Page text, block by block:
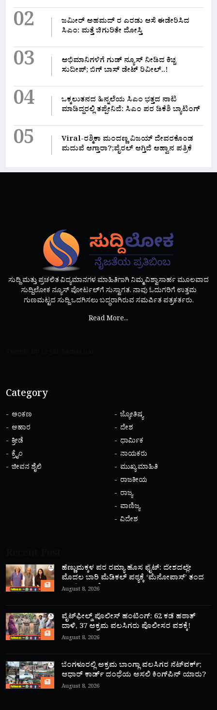
02
ಜಮೀರ್ ಅಹಮದ್ ರ ಎರಡು ಆಸೆ ಈಡೇರಿಸಿದ
ಸಿಎಂ: ಮತ್ತೆ ಚಿಗುರಿತೇ ದೋಸ್ತಿ
03
ಅಭಿಮಾನಿಗಳಿಗೆ ಗುಡ್ ನ್ಯೂಸ್ ನೀಡಿದ ಕಿಚ್ಚ
ಸುದೀಪ್; ಬಿಗ್ ಬಾಸ್ ಡೇಟ್ ರಿವೀಲ್..!
04
ಒಕ್ಕಲುತನದ ಹಿನ್ನಲೆಯ ಸಿಎಂ ಭತ್ತದ ನಾಟಿ
ಮಾಡಿದ್ದರಲ್ಲಿ‌ ತಪ್ಪೇನಿದೆ: ಸಿಎಂ ಪರ ಡಿಕೆಶಿ ಬ್ಯಾಟಿಂಗ್
05
Viral-ರಶ್ಮಿಕಾ ಮಂದಣ್ಣ ವಿಜಯ್ ದೇವರಕೊಂಡ
ಮದುವೆ ಆಗ್ತಾರಾ?;ವೈರಲ್ ಆಗ್ತಿದೆ ಆಹ್ವಾನ ಪತ್ರಿಕೆ
ಸುದ್ದಿ ಮತ್ತು ಪ್ರಚಲಿತ ವಿದ್ಯಮಾನಗಳ ಮಾಹಿತಿಗಾಗಿ ನಿಮ್ಮ ವಿಶ್ವಾಸಾರ್ಹ ಮೂಲವಾದ
ಸುದ್ದಿಲೋಕ ನ್ಯೂಸ್ ಪೋರ್ಟಲ್‌ಗೆ ಸುಸ್ವಾಗತ. ನಾವು ಓದುಗರಿಗೆ ಉತ್ತಮ
ಗುಣಮಟ್ಟದ ಸುದ್ದಿ ಒದಗಿಸಲು ಬದ್ಧರಾಗಿರುವ ಸಮರ್ಪಿತ ಪತ್ರಕರ್ತರು.
Read More...
Category
ಅಂಕಣ
ಆಹಾರ
ಕ್ರೀಡೆ
ಕ್ರೈಂ
ಜೀವನ ಶೈಲಿ
ಜ್ಯೋತಿಷ್ಯ
ದೇಶ
ಧಾರ್ಮಿಕ
ನಾಯಕರು
ಮುಖ್ಯ ಮಾಹಿತಿ
ರಾಜಕೀಯ
ರಾಜ್ಯ
ವಾಣಿಜ್ಯ
ವಿದೇಶ
ಹೆಣ್ಣುಮಕ್ಕಳ ಪರ ರಮ್ಯಾ ಹೊಸ ಫೈಟ್: ದೇಶದಲ್ಲೇ
ಮೊದಲ ಬಾರಿ ಮೆಡಿಕಲ್ ಪಠ್ಯಕ್ಕೆ ‘ಮೆನೋಪಾಸ್’ ತಂದ
ಮಾಜಿ ಸಂಸದೆ!
August 8, 2026
ವೈಟ್‌ಫೀಲ್ಡ್ ಪೊಲೀಸ್ ಹಂಟಿಂಗ್: 62 ಕಡೆ ಹಠಾತ್
ದಾಳಿ, 37 ಅಕ್ರಮ ವಲಸಿಗರು ಪೊಲೀಸರ ವಶಕ್ಕೆ!
August 8, 2026
ಬೆಂಗಳೂರಲ್ಲಿ ಅಕ್ರಮ ಬಾಂಗ್ಲಾ ವಲಸಿಗರ ನೆಟ್‌ವರ್ಕ್;
ಆಧಾರ್ ಕಾರ್ಡ್ ದಂಧೆಯ ಅಸಲಿ ಕಿಂಗ್‌ಪಿನ್ ಯಾರು?
August 8, 2026